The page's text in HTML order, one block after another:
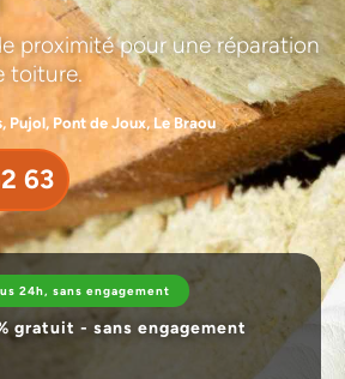
proximité pour une réparation
toiture.
Pujol, Pont de Joux, Le Braou
63
24h, sans engagement
gratuit - sans engagement